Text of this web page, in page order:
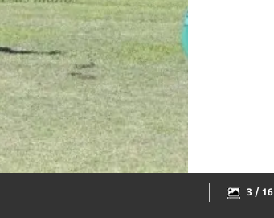
3 / 16